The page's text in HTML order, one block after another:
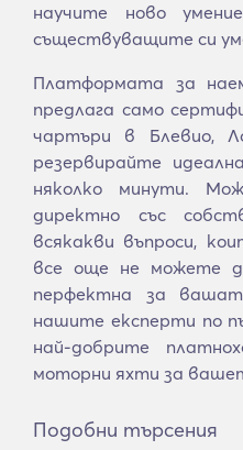
научите ново
съществуващите си
Платформата за
предлага само
чартъри в Блевио,
резервирайте
няколко минути.
директно със
всякакви въпроси,
все още не можете
перфектна за
нашите експерти по
най-добрите
моторни яхти за
Подобни търсения